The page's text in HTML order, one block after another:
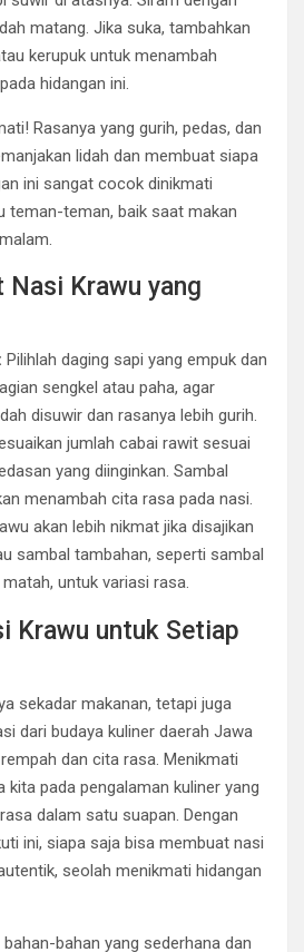
matang. Jika suka, tambahkan
kerupuk untuk menambah
hidangan ini.
Rasanya yang gurih, pedas, dan
lidah dan membuat siapa
ini sangat cocok dinikmati
teman-teman, baik saat makan
Krawu yang
Pilihlah daging sapi yang empuk dan
sengkel atau paha, agar
disuwir dan rasanya lebih gurih.
jumlah cabai rawit sesuai
yang diinginkan. Sambal
menambah cita rasa pada nasi.
akan lebih nikmat jika disajikan
sambal tambahan, seperti sambal
untuk variasi rasa.
Krawu untuk Setiap
sekadar makanan, tetapi juga
dari budaya kuliner daerah Jawa
dan cita rasa. Menikmati
kita pada pengalaman kuliner yang
dalam satu suapan. Dengan
ini, siapa saja bisa membuat nasi
seolah menikmati hidangan
bahan yang sederhana dan